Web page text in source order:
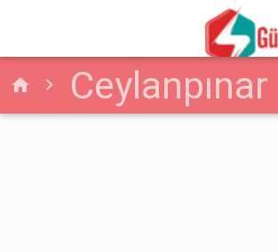
home Ceylanpınar